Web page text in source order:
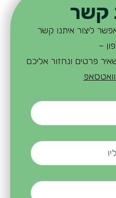
קשר
ליצור איתנו קשר
–
פרטים ונחזור אליכם